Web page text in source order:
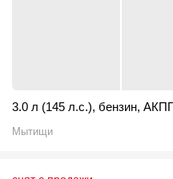
3.0 л (145 л.с.), бензин,
Мытищи